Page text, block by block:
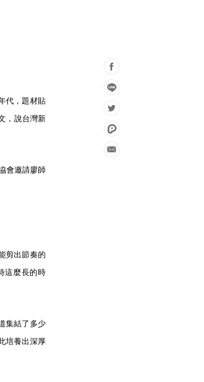
代，題材貼
，說台灣新
會邀請廖師
剪出節奏的
這麼長的時
集結了多少
培養出深厚